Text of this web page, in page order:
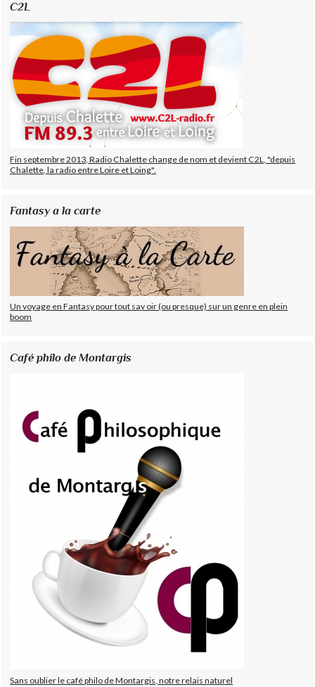
C2L
Fin septembre 2013, Radio Chalette change de nom et devient C2L, "depuis
Chalette, la radio entre Loire et Loing".
Fantasy a la carte
Un voyage en Fantasy pour tout sav oir (ou presque) sur un genre en plein
boom
Café philo de Montargis
Sans oublier le café philo de Montargis, notre relais naturel